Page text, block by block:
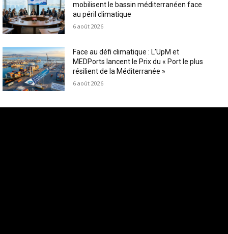
mobilisent le bassin méditerranéen face
au péril climatique
6 août 2026
Face au défi climatique : L’UpM et
MEDPorts lancent le Prix du « Port le plus
résilient de la Méditerranée »
6 août 2026